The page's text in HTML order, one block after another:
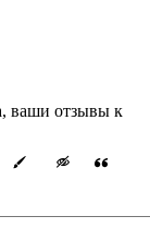
ваши отзывы к